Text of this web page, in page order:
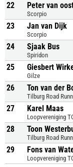
22 Peter van
Scorpio
23 Jan van Dijk
Scorpio
24 Sjaak Bus
Spiridon
25 Giesbert
Gilze
26 Ton van der
Tilburg Road
27 Karel Maas
Loopvereniging
28 Toon
Tilburg Road
29 Fons van
Loopvereniging